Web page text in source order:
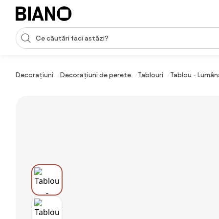
Sari peste navigare, accesează conținutul
Introducerea căutării
Decorațiuni Decorațiuni de perete Tablouri Tablou -